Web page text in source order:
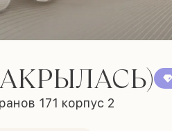
171 корпус 2